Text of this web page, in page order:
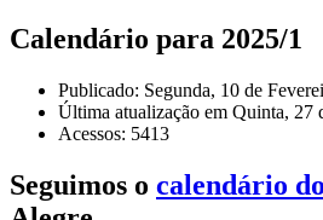
Calendário para 2025/1
Publicado: Segunda, 10 de
Última atualização em Quinta, 27
Acessos: 5413
Seguimos o calendário